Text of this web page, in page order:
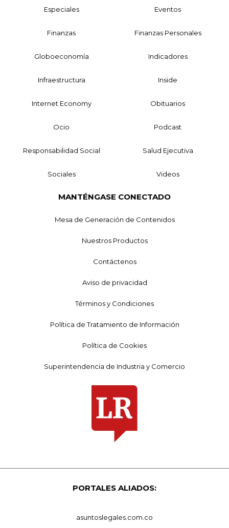
Especiales Eventos
Finanzas Finanzas Personales
Globoeconomía Indicadores
Infraestructura Inside
Internet Economy Obituarios
Ocio Podcast
Responsabilidad Social Salud Ejecutiva
Sociales Videos
MANTÉNGASE CONECTADO
Mesa de Generación de Contenidos
Nuestros Productos
Contáctenos
Aviso de privacidad
Términos y Condiciones
Política de Tratamiento de Información
Política de Cookies
Superintendencia de Industria y Comercio
PORTALES ALIADOS:
asuntoslegales.com.co